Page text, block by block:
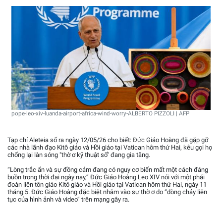
pope-leo-xiv-luanda-airport-africa-wind-worry-ALBERTO PIZZOLI | AFP
Tạp chí Aleteia số ra ngày 12/05/26 cho biết: Đức Giáo Hoàng đã gặp gỡ
các nhà lãnh đạo Kitô giáo và Hồi giáo tại Vatican hôm thứ Hai, kêu gọi họ
chống lại làn sóng "thờ ơ kỹ thuật số" đang gia tăng.
“Lòng trắc ẩn và sự đồng cảm đang có nguy cơ biến mất một cách đáng
buồn trong thời đại ngày nay,” Đức Giáo Hoàng Leo XIV nói với một phái
đoàn liên tôn giáo Kitô giáo và Hồi giáo tại Vatican hôm thứ Hai, ngày 11
tháng 5. Đức Giáo Hoàng đặc biệt nhắm vào sự thờ ơ do “dòng chảy liên
tục của hình ảnh và video” trên mạng gây ra.